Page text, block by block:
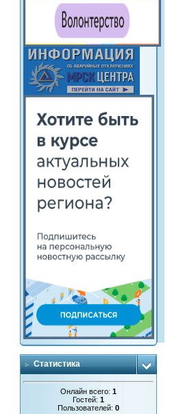
Статистика
Онлайн всего:1
Гостей:1
Пользователей:0